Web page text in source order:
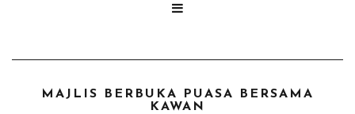

MAJLIS BERBUKA PUASA BERSAMA
KAWAN